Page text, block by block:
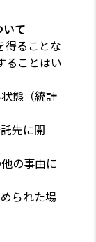
て
得ることな
ることはい
態（統計
先に開
の事由に
られた場